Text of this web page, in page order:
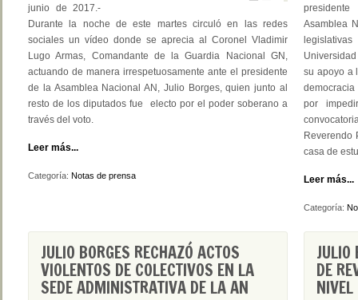
junio de 2017.-
Durante la noche de este martes circuló en las redes
sociales un vídeo donde se aprecia al Coronel Vladimir
Lugo Armas, Comandante de la Guardia Nacional GN,
actuando de manera irrespetuosamente ante el presidente
de la Asamblea Nacional AN, Julio Borges, quien junto al
resto de los diputados fue electo por el poder soberano a
través del voto.
Leer más...
Categoría: Notas de prensa
Asamblea
su apoyo a
democracia
por
Reverendo
casa de
Leer más...
Categoría:
JULIO BORGES RECHAZÓ ACTOS
VIOLENTOS DE COLECTIVOS EN LA
SEDE ADMINISTRATIVA DE LA AN
JULIO
DE